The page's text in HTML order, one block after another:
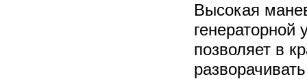
Высокая
генераторной
позволяет в